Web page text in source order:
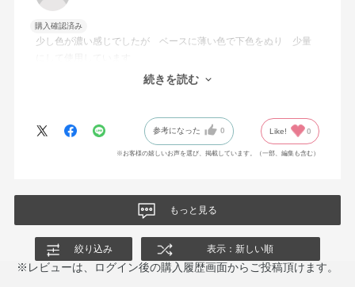
購入確認済み
少し色が濃い感じでしたが ベースに薄い色で下色をぬり 少量
発色もよく ブラシも使いやすく 値段もお安いので ほか色も
続きを読む
参考になった 0 Like! 0
※お客様の嬉しいお声を選び、掲載しています。（一部、編集も含む）
もっと見る
絞り込み 表示：新しい順
※レビューは、ログイン後の購入履歴画面からご投稿頂けます。